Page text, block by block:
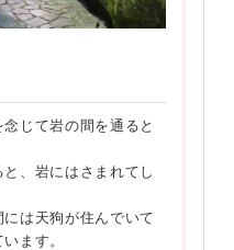
じて岩の間を通ると
、岩にはさまれてし
は天狗が住んでいて
ます。